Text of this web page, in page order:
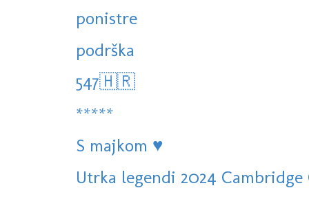
ponistre
podrška
547🇭🇷
*****
S majkom ♥️
Utrka legendi 2024